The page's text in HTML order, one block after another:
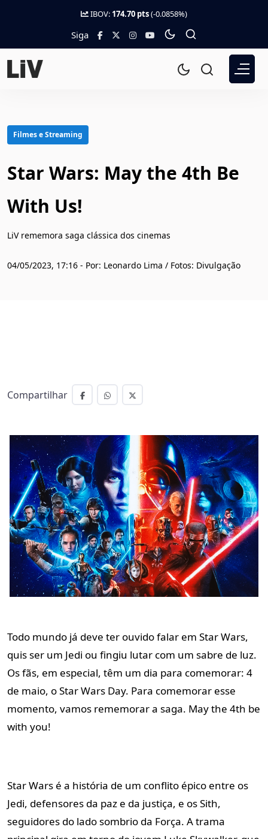
IBOV: 174.70 pts(-0.0858%)
Siga
Filmes e Streaming
Star Wars: May the 4th Be
With Us!
LiV rememora saga clássica dos cinemas
04/05/2023, 17:16 - Por: Leonardo Lima / Fotos: Divulgação
Compartilhar
Todo mundo já deve ter ouvido falar em Star Wars,
quis ser um Jedi ou fingiu lutar com um sabre de luz.
Os fãs, em especial, têm um dia para comemorar: 4
de maio, o Star Wars Day. Para comemorar esse
momento, vamos rememorar a saga. May the 4th be
with you!
Star Wars é a história de um conflito épico entre os
Jedi, defensores da paz e da justiça, e os Sith,
seguidores do lado sombrio da Força. A trama